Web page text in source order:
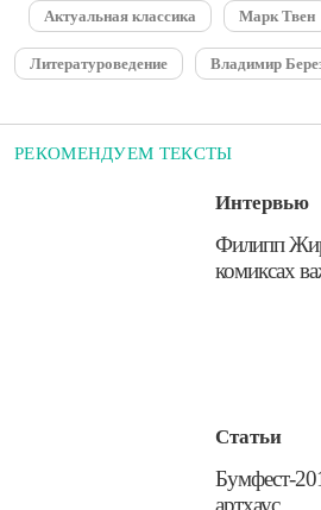
Актуальная классика Марк Твен
Литературоведение Владимир
РЕКОМЕНДУЕМ ТЕКСТЫ
Интервью
​Филипп
комиксах
Статьи
Бумфест-
артхаус